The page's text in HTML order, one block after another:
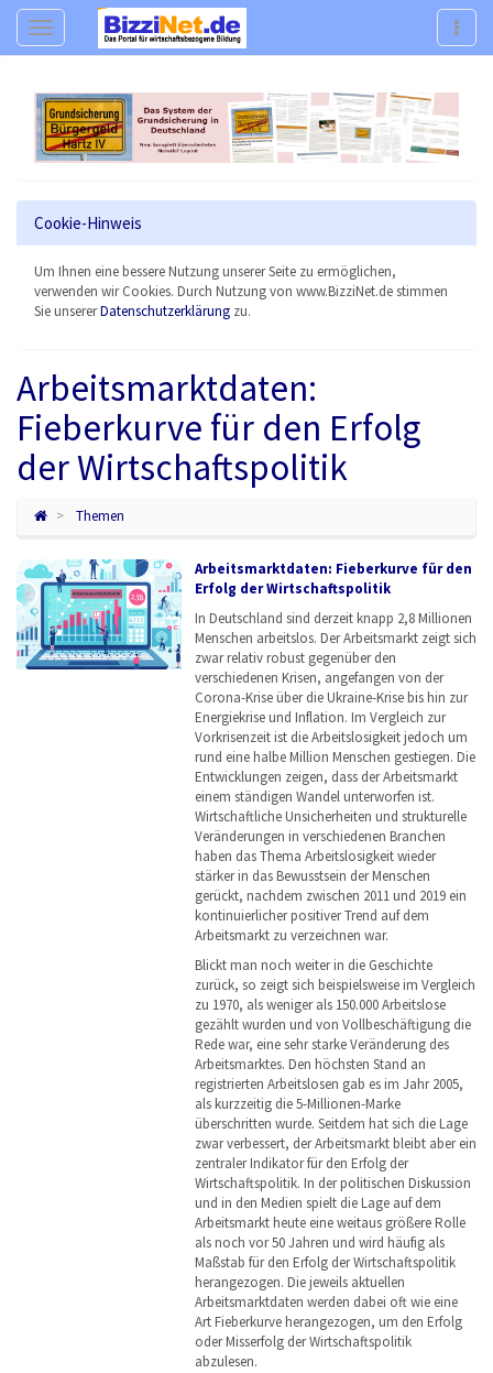
Navigation
Cookie-Hinweis
Um Ihnen eine bessere Nutzung unserer Seite zu ermöglichen,
verwenden wir Cookies. Durch Nutzung von www.BizziNet.de stimmen
Sie unsererDatenschutzerklärung zu.
Arbeitsmarktdaten:
Fieberkurve für den Erfolg
der Wirtschaftspolitik
Themen
Arbeitsmarktdaten: Fieberkurve für den
Erfolg der Wirtschaftspolitik
In Deutschland sind derzeit knapp 2,8 Millionen
Menschen arbeitslos. Der Arbeitsmarkt zeigt sich
zwar relativ robust gegenüber den
verschiedenen Krisen, angefangen von der
Corona-Krise über die Ukraine-Krise bis hin zur
Energiekrise und Inflation. Im Vergleich zur
Vorkrisenzeit ist die Arbeitslosigkeit jedoch um
rund eine halbe Million Menschen gestiegen. Die
Entwicklungen zeigen, dass der Arbeitsmarkt
einem ständigen Wandel unterworfen ist.
Wirtschaftliche Unsicherheiten und strukturelle
Veränderungen in verschiedenen Branchen
haben das Thema Arbeitslosigkeit wieder
stärker in das Bewusstsein der Menschen
gerückt, nachdem zwischen 2011 und 2019 ein
kontinuierlicher positiver Trend auf dem
Arbeitsmarkt zu verzeichnen war.
Blickt man noch weiter in die Geschichte
zurück, so zeigt sich beispielsweise im Vergleich
zu 1970, als weniger als 150.000 Arbeitslose
gezählt wurden und von Vollbeschäftigung die
Rede war, eine sehr starke Veränderung des
Arbeitsmarktes. Den höchsten Stand an
registrierten Arbeitslosen gab es im Jahr 2005,
als kurzzeitig die 5-Millionen-Marke
überschritten wurde. Seitdem hat sich die Lage
zwar verbessert, der Arbeitsmarkt bleibt aber ein
zentraler Indikator für den Erfolg der
Wirtschaftspolitik. In der politischen Diskussion
und in den Medien spielt die Lage auf dem
Arbeitsmarkt heute eine weitaus größere Rolle
als noch vor 50 Jahren und wird häufig als
Maßstab für den Erfolg der Wirtschaftspolitik
herangezogen. Die jeweils aktuellen
Arbeitsmarktdaten werden dabei oft wie eine
Art Fieberkurve herangezogen, um den Erfolg
oder Misserfolg der Wirtschaftspolitik
abzulesen.